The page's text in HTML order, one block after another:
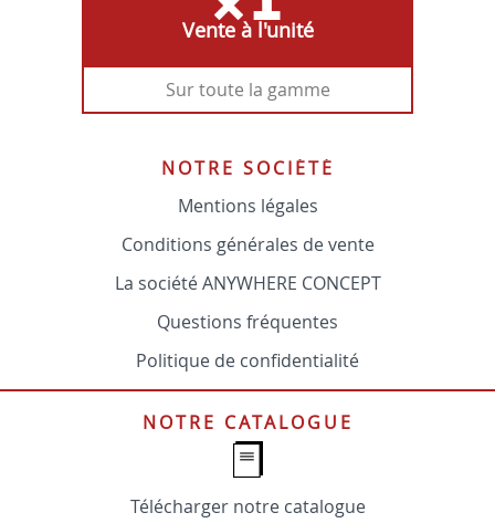
Vente à l'unité
Sur toute la gamme
NOTRE SOCIÉTÉ
Mentions légales
Conditions générales de vente
La société ANYWHERE CONCEPT
Questions fréquentes
Politique de confidentialité
NOTRE CATALOGUE
Télécharger notre catalogue